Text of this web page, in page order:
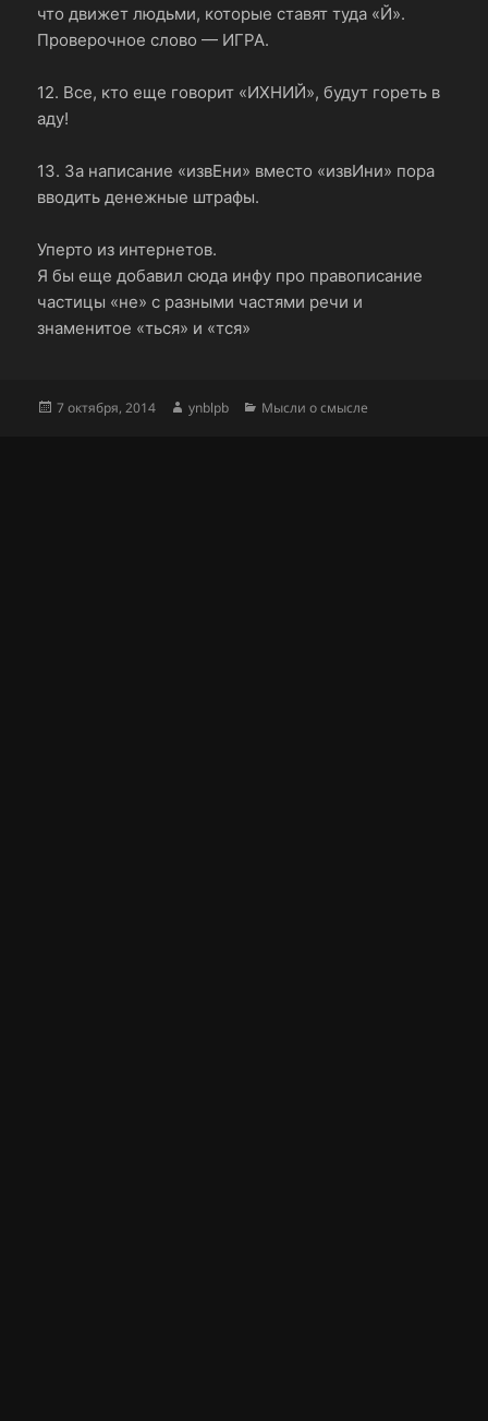
что движет людьми, которые ставят туда «Й».
Проверочное слово — ИГРА.
12. Все, кто еще говорит «ИХНИЙ», будут гореть в
аду!
13. За написание «извЕни» вместо «извИни» пора
вводить денежные штрафы.
Уперто из интернетов.
Я бы еще добавил сюда инфу про правописание
частицы «не» с разными частями речи и
знаменитое «ться» и «тся»
Опубликовано
7 октября, 2014 Автор
ynblpb Рубрики
Мысли о смысле